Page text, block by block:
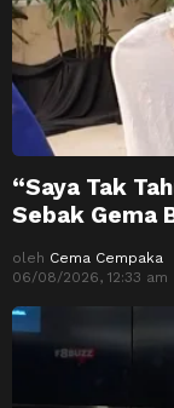
“Saya Tak
Sebak Gema
oleh Cema Cempaka
06/08/2026, 12:33 am